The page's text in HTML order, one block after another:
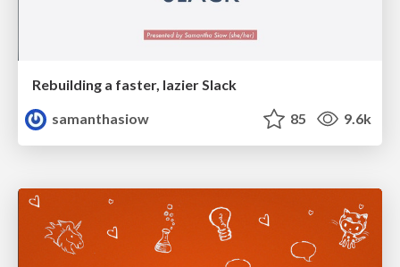
Rebuilding a faster, lazier Slack
samanthasiow
85 9.6k